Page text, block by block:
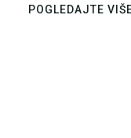
POGLEDAJTE